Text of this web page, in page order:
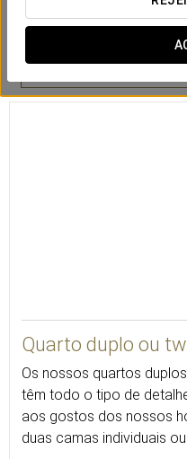
Cofre
Quarto duplo ou
Os nossos quartos
têm todo o tipo de
aos gostos dos nossos
duas camas individuais